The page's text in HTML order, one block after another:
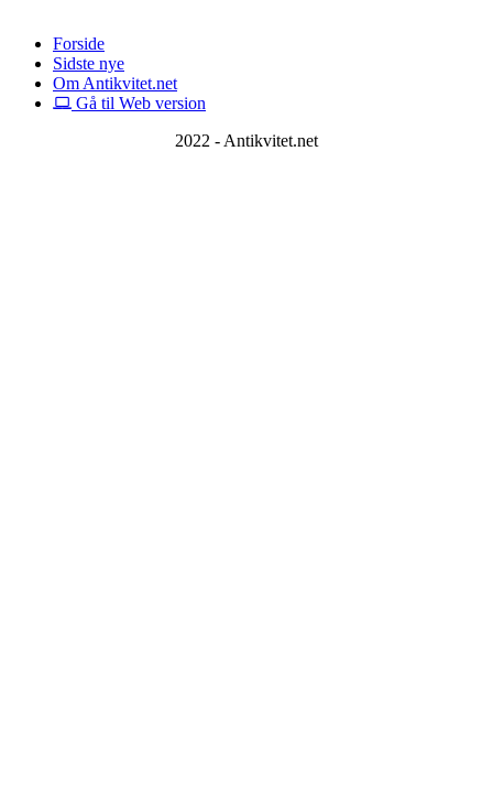
Forside
Sidste nye
Om Antikvitet.net
Gå til Web version
2022 - Antikvitet.net